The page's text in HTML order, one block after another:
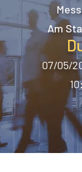
Am
07/05/